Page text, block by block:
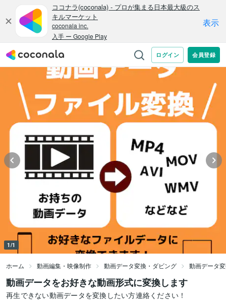
1/1
ホーム 動画編集・映像制作 動画データ変換・ダビング 動画データ
動画データをお好きな動画形式に変換します
再生できない動画データを変換したい方連絡ください！